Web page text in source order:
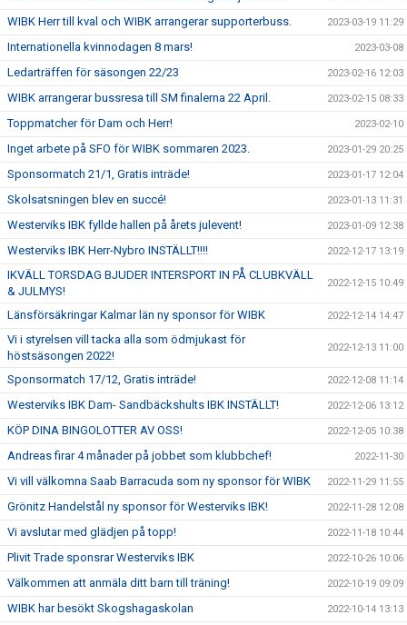
WIBK Herr till kval och WIBK arrangerar supporterbuss. 2023-03-19 11:29
Internationella kvinnodagen 8 mars! 2023-03-08
Ledarträffen för säsongen 22/23 2023-02-16 12:03
WIBK arrangerar bussresa till SM finalerna 22 April. 2023-02-15 08:33
Toppmatcher för Dam och Herr! 2023-02-10
Inget arbete på SFO för WIBK sommaren 2023. 2023-01-29 20:25
Sponsormatch 21/1, Gratis inträde! 2023-01-17 12:04
Skolsatsningen blev en succé! 2023-01-13 11:31
Westerviks IBK fyllde hallen på årets julevent! 2023-01-09 12:38
Westerviks IBK Herr-Nybro INSTÄLLT!!!! 2022-12-17 13:19
IKVÄLL TORSDAG BJUDER INTERSPORT IN PÅ CLUBKVÄLL
& JULMYS!
2022-12-15 10:49
Länsförsäkringar Kalmar län ny sponsor för WIBK 2022-12-14 14:47
Vi i styrelsen vill tacka alla som ödmjukast för
höstsäsongen 2022!
2022-12-13 11:00
Sponsormatch 17/12, Gratis inträde! 2022-12-08 11:14
Westerviks IBK Dam- Sandbäckshults IBK INSTÄLLT! 2022-12-06 13:12
KÖP DINA BINGOLOTTER AV OSS! 2022-12-05 10:38
Andreas firar 4 månader på jobbet som klubbchef! 2022-11-30
Vi vill välkomna Saab Barracuda som ny sponsor för WIBK 2022-11-29 11:55
Grönitz Handelstål ny sponsor för Westerviks IBK! 2022-11-28 12:08
Vi avslutar med glädjen på topp! 2022-11-18 10:44
Plivit Trade sponsrar Westerviks IBK 2022-10-26 10:06
Välkommen att anmäla ditt barn till träning! 2022-10-19 09:09
WIBK har besökt Skogshagaskolan 2022-10-14 13:13